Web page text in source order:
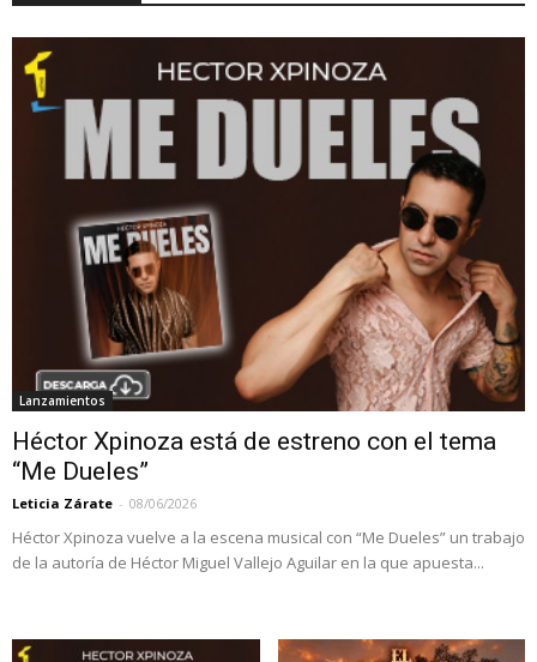
Lanzamientos
Héctor Xpinoza está de estreno con el tema
“Me Dueles”
Leticia Zárate - 08/06/2026
Héctor Xpinoza vuelve a la escena musical con “Me Dueles” un trabajo
de la autoría de Héctor Miguel Vallejo Aguilar en la que apuesta...